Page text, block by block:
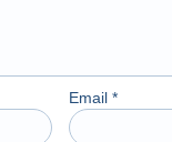
Email *